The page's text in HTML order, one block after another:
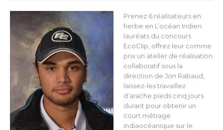
Prenez 6 réalisateurs en
herbe en L’océan Indien
lauréats du concours
EcoClip, offrez leur comme
prix un atelier de réalisation
collaboratif sous la
direction de Jon Rabaud,
laissez-les travaillez
d’arache pieds cinq jours
durant pour obtenir un
court métrage
indiaocéanique sur le